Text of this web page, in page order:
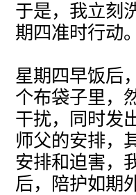
于是，我立刻
期四准时行动
星期四早饭后
个布袋子里，
干扰，同时发
师父的安排，
安排和迫害，
后，陪护如期